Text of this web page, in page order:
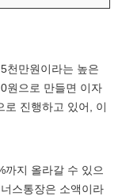
천만원이라는 높은
원으로 만들면 이자
로 진행하고 있어, 이
까지 올라갈 수 있으
스통장은 소액이라